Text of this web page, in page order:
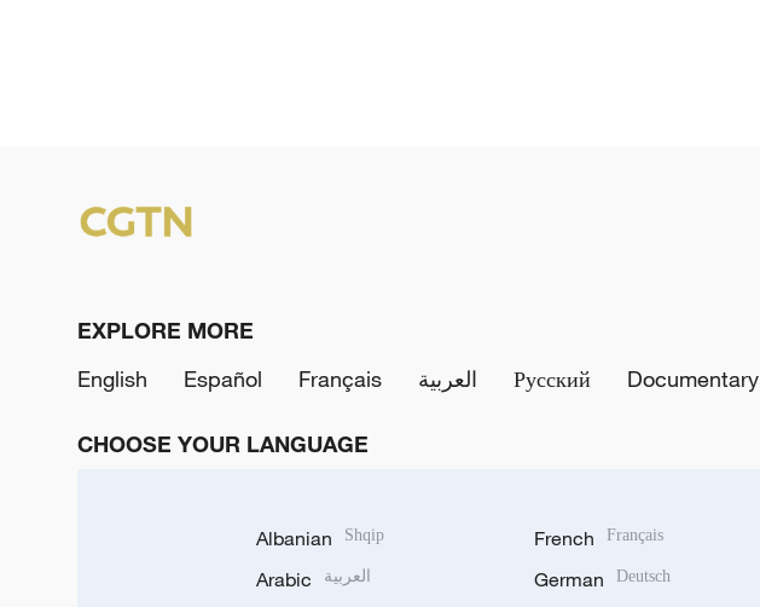
EXPLORE MORE
English
Español Français العربية Русский Documentary
CHOOSE YOUR LANGUAGE
Albanian Shqip
Arabic العربية
French Français
German Deutsch